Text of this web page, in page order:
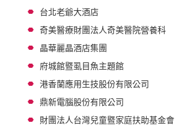
台北老爺大酒店
奇美醫療財團法人奇美醫院營養科
晶華麗晶酒店集團
府城館暨虱目魚主題館
港香蘭應用生技股份有限公司
鼎新電腦股份有限公司
財團法人台灣兒童暨家庭扶助基金會